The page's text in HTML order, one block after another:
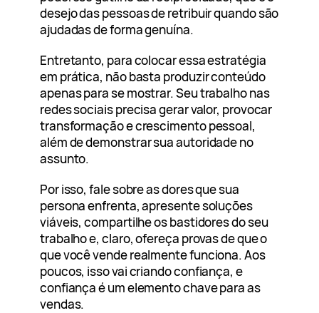
desejo das pessoas de retribuir quando são
ajudadas de forma genuína.
Entretanto, para colocar essa estratégia
em prática, não basta produzir conteúdo
apenas para se mostrar. Seu trabalho nas
redes sociais precisa gerar valor, provocar
transformação e crescimento pessoal,
além de demonstrar sua autoridade no
assunto.
Por isso, fale sobre as dores que sua
persona enfrenta, apresente soluções
viáveis, compartilhe os bastidores do seu
trabalho e, claro, ofereça provas de que o
que você vende realmente funciona. Aos
poucos, isso vai criando confiança, e
confiança é um elemento chave para as
vendas.